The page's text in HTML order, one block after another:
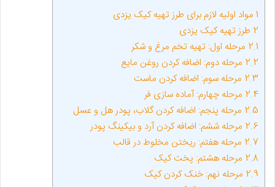
1 مواد اولیه لازم برای طرز تهیه کیک یزدی
2 طرز تهیه کیک یزدی
2.1 مرحله اول: تهیه تخم مرغ و شکر
2.2 مرحله دوم: اضافه کردن روغن مایع
2.3 مرحله سوم: اضافه کردن ماست
2.4 مرحله چهارم: آماده­ سازی فر
2.5 مرحله پنجم: اضافه کردن گلاب، پودر هل و عسل
2.6 مرحله ششم: اضافه کردن آرد و بیکینگ پودر
2.7 مرحله هفتم: ریختن مخلوط در قالب
2.8 مرحله هشتم: پخت کیک
2.9 مرحله نهم: خنک کردن کیک